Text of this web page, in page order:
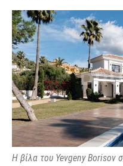
Η βίλα του Yevgeny Borisov